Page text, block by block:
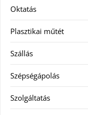
Oktatás
Plasztikai műtét
Szállás
Szépségápolás
Szolgáltatás